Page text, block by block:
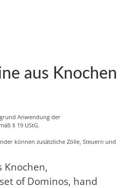
aus Knochen
Anwendung der
§ 19 UStG.
können zusätzliche Zölle, Steuern und
Knochen,
of Dominos, hand